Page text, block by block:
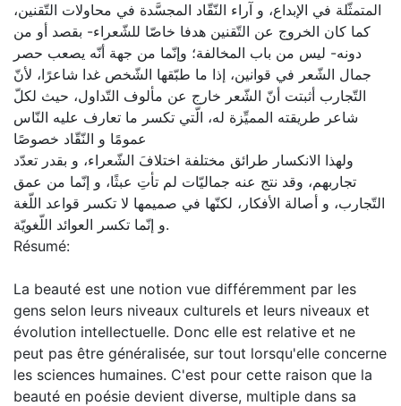
المتمثّلة في الإبداع، و آراء النّقّاد المجسَّدة في محاولات التّقنين،
كما كان الخروج عن التّقنين هدفا خاصّا للشّعراء- بقصد أو من
دونه- ليس من باب المخالفة؛ وإنّما من جهة أنّه يصعب حصر
جمال الشّعر في قوانين، إذا ما طبّقها الشّخص غدا شاعرًا، لأنّ
التّجارب أثبتت أنّ الشّعر خارج عن مألوف التّداول، حيث لكلّ
شاعر طريقته المميِّزة له، الّتي تكسر ما تعارف عليه النّاس
عمومًا و النّقّاد خصوصًا
ولهذا الانكسار طرائق مختلفة اختلافَ الشّعراء، و بقدر تعدّد
تجاربهم، وقد نتج عنه جماليّات لم تأتِ عبثًا، و إنّما من عمق
التّجارب، و أصالة الأفكار، لكنّها في صميمها لا تكسر قواعد اللّغة
و إنّما تكسر العوائد اللّغويّة.
Résumé:
La beauté est une notion vue différemment par les
gens selon leurs niveaux culturels et leurs niveaux et
évolution intellectuelle. Donc elle est relative et ne
peut pas être généralisée, sur tout lorsqu'elle concerne
les sciences humaines. C'est pour cette raison que la
beauté en poésie devient diverse, multiple dans sa